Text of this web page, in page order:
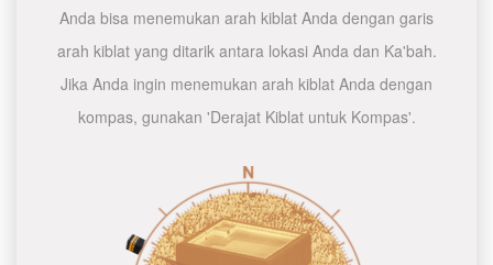
Anda bisa menemukan arah kiblat Anda dengan garis
arah kiblat yang ditarik antara lokasi Anda dan Ka'bah.
Jika Anda ingin menemukan arah kiblat Anda dengan
kompas, gunakan 'Derajat Kiblat untuk Kompas'.